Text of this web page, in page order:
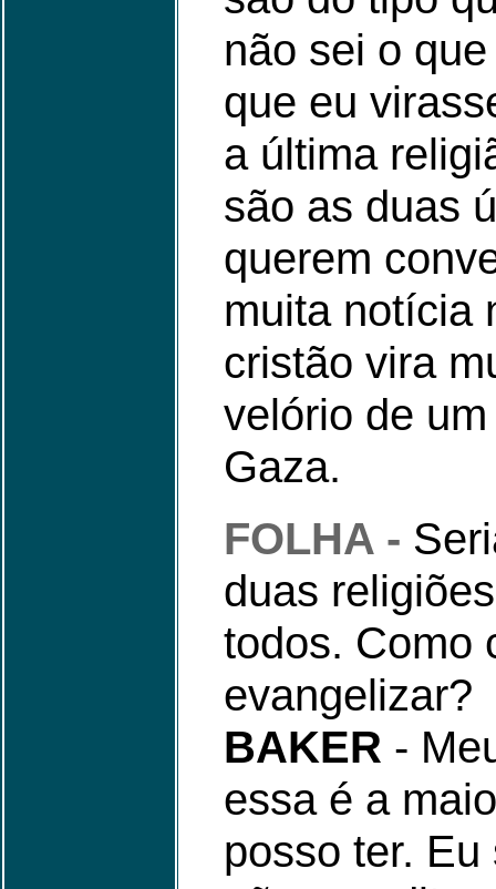
não sei o
que eu
a última
são as duas
querem
muita notícia
cristão vira
velório de
Gaza.
FOLHA -
duas
todos. Como
evangelizar?
BAKER -
essa é a
posso ter.